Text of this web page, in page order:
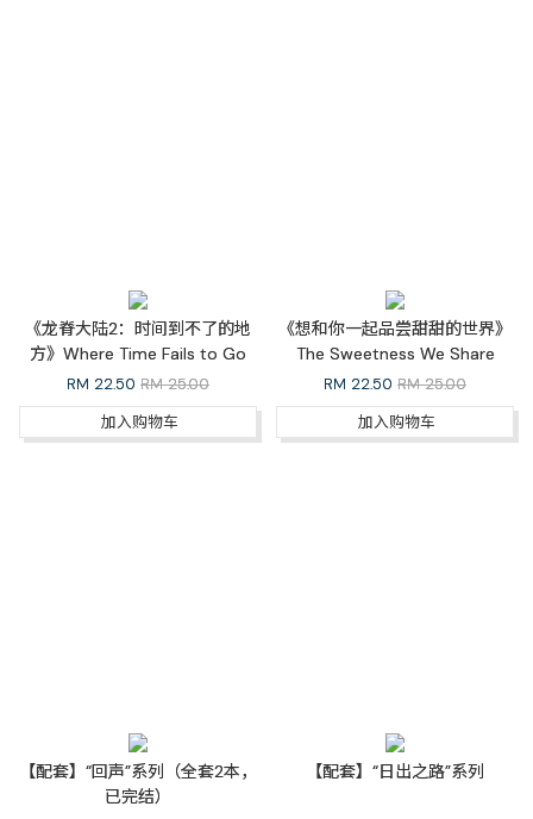
《龙脊大陆2：时间到不了的地
方》Where Time Fails to Go
RM 22.50 RM 25.00
加入购物车
《想和你一起品尝甜甜的世界》
The Sweetness We Share
RM 22.50 RM 25.00
加入购物车
【配套】“回声”系列（全套2本，
已完结）
【配套】“日出之路”系列